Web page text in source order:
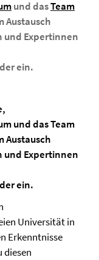
und dasTeam
Austausch
und Expertinnen
ein.
und das Team
Austausch
und Expertinnen
ein.
Universität in
Erkenntnisse
diesen